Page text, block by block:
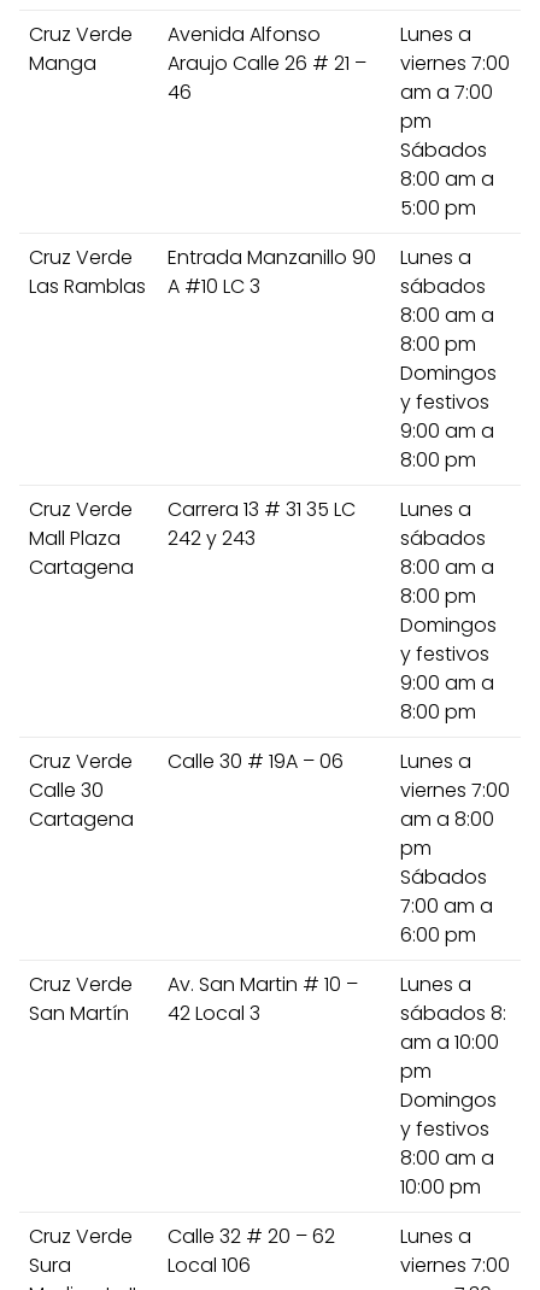
Cruz Verde
Manga
Avenida Alfonso
Araujo Calle 26 # 21 –
46
Lunes a
viernes 7:00
am a 7:00
pm
Sábados
8:00 am a
5:00 pm
Cruz Verde
Las Ramblas
Entrada Manzanillo 90
A #10 LC 3
Lunes a
sábados
8:00 am a
8:00 pm
Domingos
y festivos
9:00 am a
8:00 pm
Cruz Verde
Mall Plaza
Cartagena
Carrera 13 # 31 35 LC
242 y 243
Lunes a
sábados
8:00 am a
8:00 pm
Domingos
y festivos
9:00 am a
8:00 pm
Cruz Verde
Calle 30
Cartagena
Calle 30 # 19A – 06
Lunes a
viernes 7:00
am a 8:00
pm
Sábados
7:00 am a
6:00 pm
Cruz Verde
San Martín
Av. San Martin # 10 –
42 Local 3
Lunes a
sábados 8:
am a 10:00
pm
Domingos
y festivos
8:00 am a
10:00 pm
Cruz Verde
Sura
Calle 32 # 20 – 62
Local 106
Lunes a
viernes 7:00